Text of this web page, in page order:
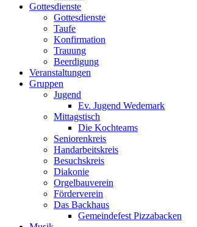
Gottesdienste
Gottesdienste
Taufe
Konfirmation
Trauung
Beerdigung
Veranstaltungen
Gruppen
Jugend
Ev. Jugend Wedemark
Mittagstisch
Die Kochteams
Seniorenkreis
Handarbeitskreis
Besuchskreis
Diakonie
Orgelbauverein
Förderverein
Das Backhaus
Gemeindefest Pizzabacken